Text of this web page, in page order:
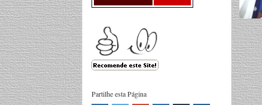
Partilhe esta Página